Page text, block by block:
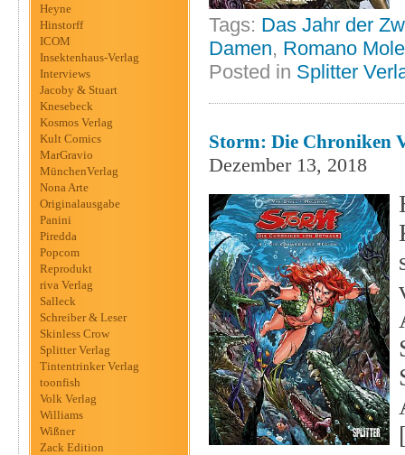
Heyne
Hinstorff
ICOM
Insektenhaus-Verlag
Interviews
Jacoby & Stuart
Knesebeck
Kosmos Verlag
Kult Comics
MarGravio
MünchenVerlag
Nona Arte
Originalausgabe
Panini
Piredda
Popcom
Reprodukt
riva Verlag
Salleck
Schreiber & Leser
Skinless Crow
Splitter Verlag
Tintentrinker Verlag
toonfish
Volk Verlag
Williams
Wißner
Zack Edition
Tags: Das Jahr der
Damen, Romano
Posted in Splitter
Storm: Die Chroniken
Dezember 13, 2018